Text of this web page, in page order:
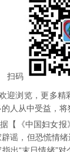
扫码
迎浏览，更多
人从中受益，
《中国妇女报
谣，但恐慌情